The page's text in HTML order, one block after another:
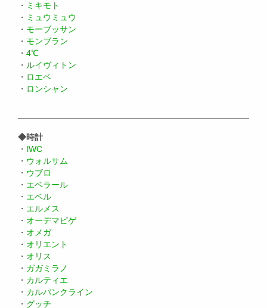
・ ミキモト
・ ミュウミュウ
・ モーブッサン
・ モンブラン
・ 4℃
・ ルイヴィトン
・ ロエベ
・ ロンシャン
◆時計
・ IWC
・ ウォルサム
・ ウブロ
・ エベラール
・ エベル
・ エルメス
・ オーデマピゲ
・ オメガ
・ オリエント
・ オリス
・ ガガミラノ
・ カルティエ
・ カルバンクライン
・ グッチ